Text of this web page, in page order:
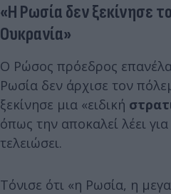
«Η Ρωσία δεν ξεκίνησε
Ουκρανία»
Ο Ρώσος πρόεδρος
Ρωσία δεν άρχισε τον
ξεκίνησε μια «ειδική
όπως την αποκαλεί λέει
τελειώσει.
Τόνισε ότι «η Ρωσία, η